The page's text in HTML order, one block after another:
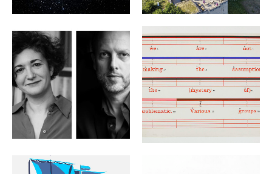
AUDACE ET DÉCEPTION.
RENCONTRE AVEC LÉA
BISMUTH ET LAURENT DE
SUTTER 14 SEPTEMBRE À
18H30
ÉVÉNEMENTS ARCHIVES
ART & LANGUAGE
MASCARADE 24.11.2023 –
07.06.2024
ÉVÉNEMENTS ARCHIVES